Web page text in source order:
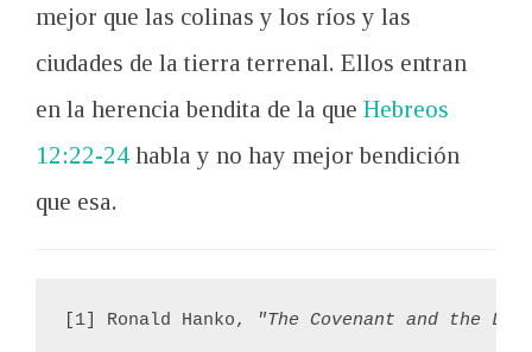
mejor que las colinas y los ríos y las
ciudades de la tierra terrenal. Ellos entran
en la herencia bendita de la que Hebreos
12:22-24 habla y no hay mejor bendición
que esa.
[1] Ronald Hanko, "The Covenant and the